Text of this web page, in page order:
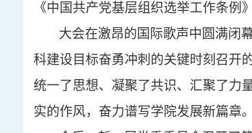
《中国共产党基层组织选举工作条
大会在激昂的国际歌声中圆满闭幕
科建设目标奋勇冲刺的关键时刻召开
统一了思想、凝聚了共识、汇聚了力
实的作风，奋力谱写学院发展新篇章。